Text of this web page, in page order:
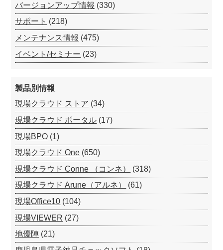
バージョンアップ情報 (330)
サポート (218)
メンテナンス情報 (475)
イベント/セミナー (23)
製品別情報
現場クラウド ストア (34)
現場クラウド ポータル (17)
現場BPO (1)
現場クラウド One (650)
現場クラウド Conne （コンネ）
(318)
現場クラウド Arune（アルネ）
(61)
現場Office10 (104)
現場VIEWER (27)
地優陣 (21)